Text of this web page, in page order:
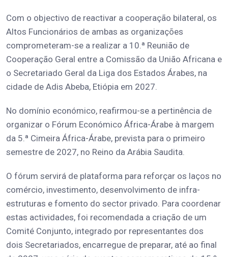
Com o objectivo de reactivar a cooperação bilateral, os
Altos Funcionários de ambas as organizações
comprometeram-se a realizar a 10.ª Reunião de
Cooperação Geral entre a Comissão da União Africana e
o Secretariado Geral da Liga dos Estados Árabes, na
cidade de Adis Abeba, Etiópia em 2027.
No domínio económico, reafirmou-se a pertinência de
organizar o Fórum Económico África-Árabe à margem
da 5.ª Cimeira África-Árabe, prevista para o primeiro
semestre de 2027, no Reino da Arábia Saudita.
O fórum servirá de plataforma para reforçar os laços no
comércio, investimento, desenvolvimento de infra-
estruturas e fomento do sector privado. Para coordenar
estas actividades, foi recomendada a criação de um
Comité Conjunto, integrado por representantes dos
dois Secretariados, encarregue de preparar, até ao final